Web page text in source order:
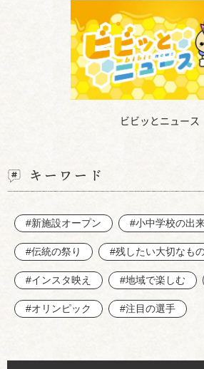
ビビッとニュース
キーワード
#新施設オープン #小中学校の出
#伝統の祭り #残したい大切なも
#インスタ映え #地域で楽しむ
#オリンピック #注目の選手